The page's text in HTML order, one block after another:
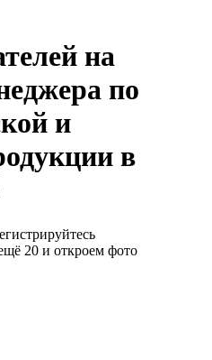
на
по
и
в
20 и откроем фото